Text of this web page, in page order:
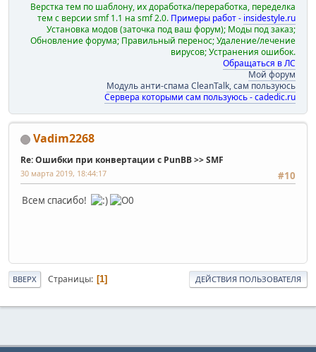
Верстка тем по шаблону, их доработка/переработка, переделка
тем с версии smf 1.1 на smf 2.0. Примеры работ - insidestyle.ru
Установка модов (заточка под ваш форум); Моды под заказ;
Обновление форума; Правильный перенос; Удаление/лечение
вирусов; Устранения ошибок.
Обращаться в ЛС
Мой форум
Модуль анти-спама CleanTalk, сам пользуюсь
Сервера которыми сам пользуюсь - cadedic.ru
Vadim2268
Re: Ошибки при конвертации с PunBB >> SMF
#10
30 марта 2019, 18:44:17
Всем спасибо!
ВВЕРХ Страницы 1 ДЕЙСТВИЯ ПОЛЬЗОВАТЕЛЯ